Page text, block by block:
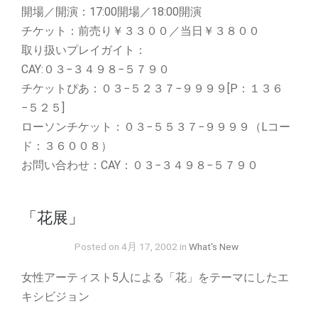
開場／開演：17:00開場／18:00開演
チケット：前売り￥３３００／当日￥３８００
取り扱いプレイガイト：
CAY:０３−３４９８−５７９０
チケットぴあ：０３−５２３７−９９９９[P：１３６
−５２５]
ローソンチケット：０３−５５３７−９９９９（Lコー
ド：３６００８）
お問い合わせ：CAY：０３−３４９８−５７９０
「花展」
Posted on 4月 17, 2002 in What's New
女性アーティスト5人による「花」をテーマにしたエ
キシビジョン